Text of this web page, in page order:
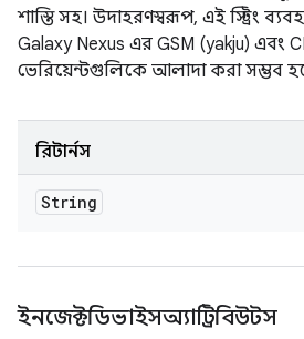
শাস্তি সহ। উদাহরণস্বরূপ, এই স্ট্রিং
Galaxy Nexus এর GSM (yakju) এবং
ভেরিয়েন্টগুলিকে আলাদা করা সম্ভব
রিটার্নস
String
ইনজেক্টডিভাইসঅ্যাট্রিবিউটস